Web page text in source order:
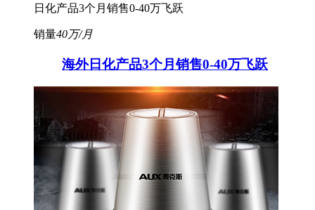
日化产品3个月销售0-40万飞跃
销量40万/月
海外日化产品3个月销售0-40万飞跃